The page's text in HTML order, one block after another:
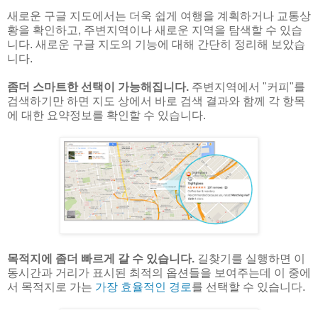
새로운 구글 지도에서는 더욱 쉽게 여행을 계획하거나 교통상
황을 확인하고, 주변지역이나 새로운 지역을 탐색할 수 있습
니다. 새로운 구글 지도의 기능에 대해 간단히 정리해 보았습
니다.
좀더 스마트한 선택이 가능해집니다. 주변지역에서 "커피"를
검색하기만 하면 지도 상에서 바로 검색 결과와 함께 각 항목
에 대한 요약정보를 확인할 수 있습니다.
목적지에 좀더 빠르게 갈 수 있습니다. 길찾기를 실행하면 이
동시간과 거리가 표시된 최적의 옵션들을 보여주는데 이 중에
서 목적지로 가는 가장 효율적인 경로를 선택할 수 있습니다.